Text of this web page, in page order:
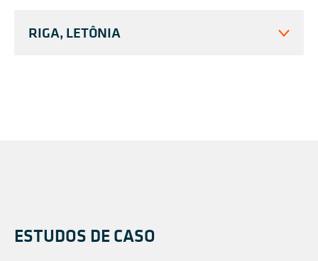
RIGA, LETÔNIA
ESTUDOS DE CASO